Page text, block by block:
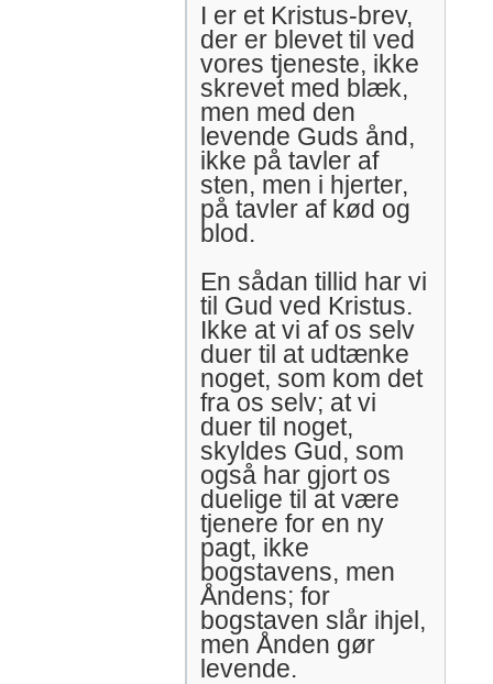
I er et Kristus-brev,
der er blevet til ved
vores tjeneste, ikke
skrevet med blæk,
men med den
levende Guds ånd,
ikke på tavler af
sten, men i hjerter,
på tavler af kød og
blod.
En sådan tillid har vi
til Gud ved Kristus.
Ikke at vi af os selv
duer til at udtænke
noget, som kom det
fra os selv; at vi
duer til noget,
skyldes Gud, som
også har gjort os
duelige til at være
tjenere for en ny
pagt, ikke
bogstavens, men
Åndens; for
bogstaven slår ihjel,
men Ånden gør
levende.